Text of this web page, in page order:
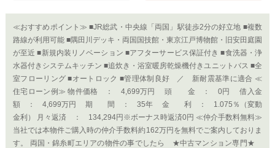
≪おすすめポイント≫ ■JR総武・中央線「両国」駅徒歩2分の好立地 ■複数
路線が利用可能 ■隅田川デッキ・両国国技館・東京江戸博物館・旧安田庭園
が至近 ■新規内装リノベーション ■アフターサービス保証付き ■食洗器・浄
水器付きシステムキッチン ■追炊き・浴室暖房乾燥機付きユニットバス ■全
室フローリング ■オートロック ■管理体制良好 ／ 新耐震基準に適合 ≪
住宅ローン例≫ 物件価格 ： 4,699万円 頭 金 ： 0円 借入金
額 ： 4,699万円 期 間 ： 35年 金 利 ： 1.075％（変動
金利） 月々返済 ： 134,294円※ボーナス時返済0円 ≪仲介手数料無料≫
当社では本物件ご購入時の仲介手数料約162万円を無料でご案内しておりま
す。 両国・錦糸町エリアの物件の事でしたら ★中古マンション専門★